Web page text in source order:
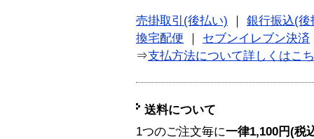
売掛取引(後払い) ｜ 銀行振込(後
換宅配便 ｜ セブンイレブン決済
⇒支払方法について詳しくはこ
送料について
1つのご注文毎に一律1,100円(税